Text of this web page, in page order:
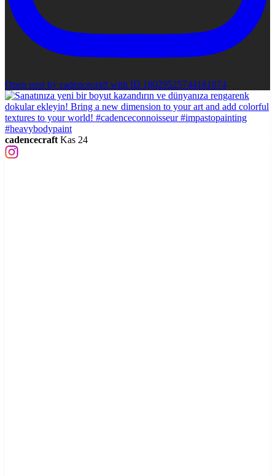
Open post by cadencecraft with ID 18029525744181074
cadencecraft Kas 24